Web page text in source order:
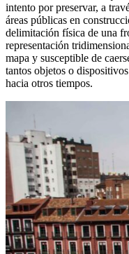
intento por preservar, a
áreas públicas en
delimitación física de una
representación
mapa y susceptible de
tantos objetos o
hacia otros tiempos.